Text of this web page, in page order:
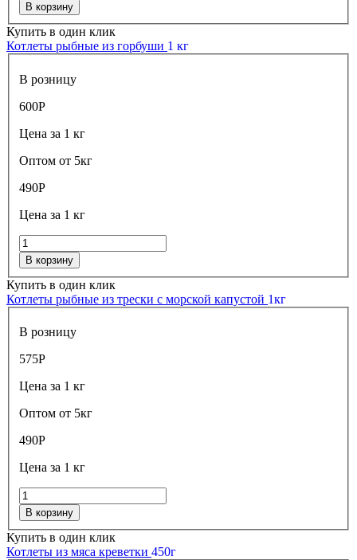
В корзину
Купить в один клик
Котлеты рыбные из горбуши 1 кг
В розницу
600Р
Цена за 1 кг
Оптом от 5кг
490Р
Цена за 1 кг
В корзину
Купить в один клик
Котлеты рыбные из трески с морской капустой 1кг
В розницу
575Р
Цена за 1 кг
Оптом от 5кг
490Р
Цена за 1 кг
В корзину
Купить в один клик
Котлеты из мяса креветки 450г